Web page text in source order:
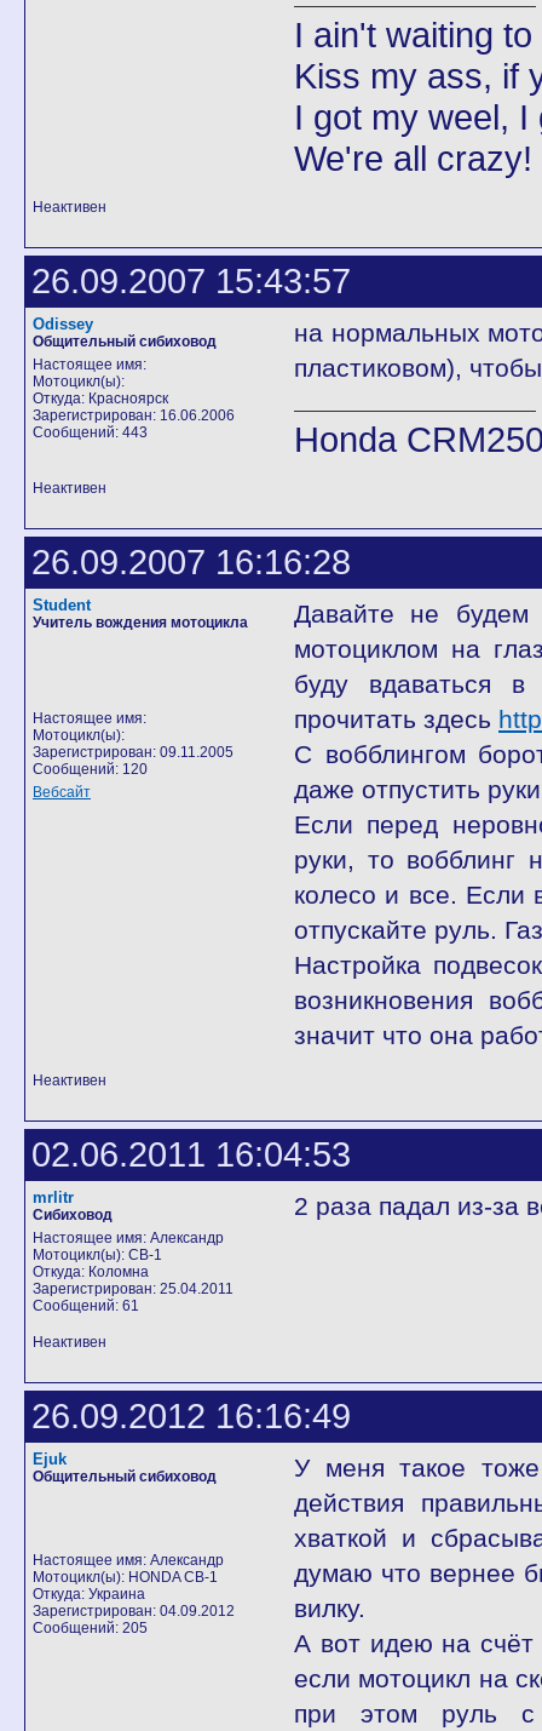
I ain't waiting
Kiss my ass, if
I got my weel,
We're all
Неактивен
26.09.2007 15:43:57
Odissey
Общительный сибиховод
Настоящее имя:
Мотоцикл(ы):
Откуда: Красноярск
Зарегистрирован: 16.06.2006
Сообщений: 443
на нормальных
пластиковом),
Honda
Неактивен
26.09.2007 16:16:28
Student
Учитель вождения мотоцикла
Настоящее имя:
Мотоцикл(ы):
Зарегистрирован: 09.11.2005
Сообщений: 120
Вебсайт
Давайте не будем
мотоциклом на
буду вдаваться
прочитать здесь
С вобблингом
даже отпустить
Если перед
руки, то вобблинг
колесо и все. Если
отпускайте руль.
Настройка
возникновения
значит что она
Неактивен
02.06.2011 16:04:53
mrlitr
Сибиховод
Настоящее имя: Александр
Мотоцикл(ы): CB-1
Откуда: Коломна
Зарегистрирован: 25.04.2011
Сообщений: 61
2 раза падал из-за
Неактивен
26.09.2012 16:16:49
Ejuk
Общительный сибиховод
Настоящее имя: Александр
Мотоцикл(ы): HONDA CB-1
Откуда: Украина
Зарегистрирован: 04.09.2012
Сообщений: 205
У меня такое
действия
хваткой и
думаю что вернее
вилку.
А вот идею на счёт
если мотоцикл на
при этом руль с